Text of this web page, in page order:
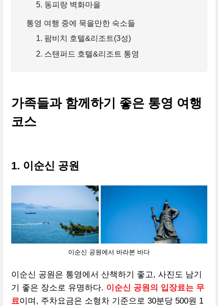
5. 동피랑 벽화마을
통영 여행 중에 묵을만한 숙소들
1. 팜비치 호텔&리조트(3성)
2. 스탠퍼드 호텔&리조트 통영
가족들과 함께하기 좋은 통영 여행
코스
1. 이순신 공원
이순신 공원에서 바라본 바다
이순신 공원은 통영에서 산책하기 좋고, 사진도 남기
기 좋은 장소로 유명하다. 이순신 공원의 입장료는 무
료이며, 주차요금은 소형차 기준으로 30분당 500원 1